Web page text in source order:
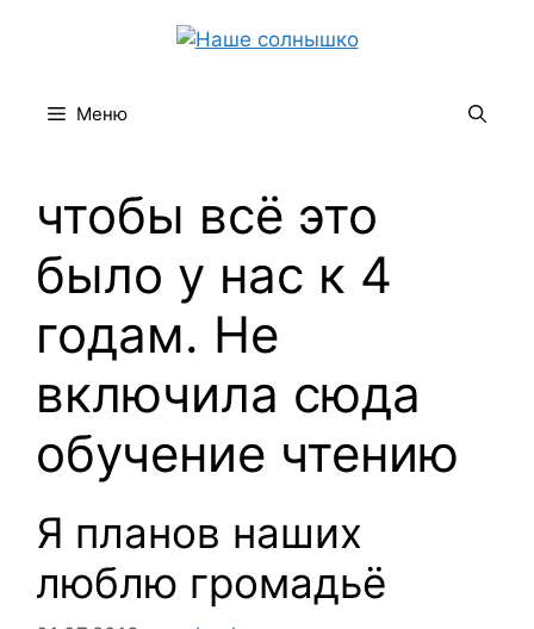
Меню
чтобы всё это
было у нас к 4
годам. Не
включила сюда
обучение чтению
Я планов наших
люблю громадьё